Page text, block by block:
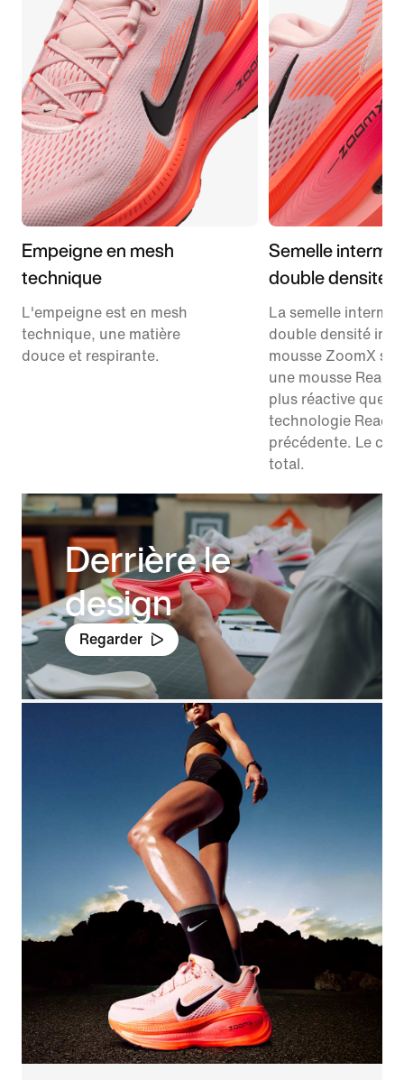
Empeigne en mesh
technique
L'empeigne est en mesh
technique, une matière
douce et respirante.
Semelle
double densité
La semelle
double densité
mousse ZoomX
une mousse
plus réactive que la
technologie React
précédente. Le
total.
Derrière le
design
Regarder